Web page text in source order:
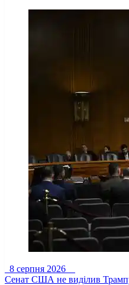
8 серпня 2026
Сенат США не виділив